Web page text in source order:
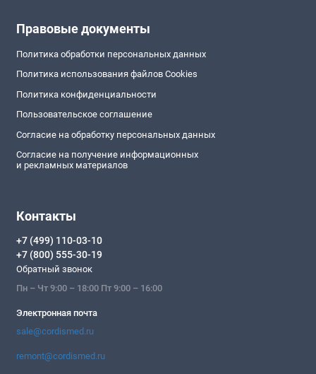
Правовые документы
Политика обработки персональных данных
Политика использования файлов Cookies
Политика конфиденциальности
Пользовательское соглашение
Согласие на обработку персональных данных
Согласие на получение информационных
и рекламных материалов
Контакты
+7 (499) 110-03-10
+7 (800) 555-30-19
Обратный звонок
Пн – Чт 9:00 – 18:00 Пт 9:00 – 16:00
Электронная почта
sale@cordismed.ru
remont@cordismed.ru